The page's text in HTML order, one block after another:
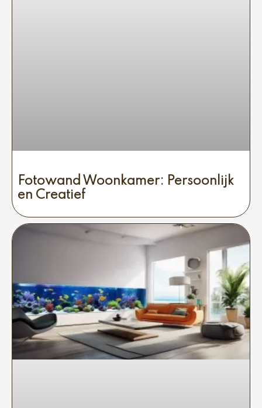
Fotowand Woonkamer: Persoonlijk
en Creatief